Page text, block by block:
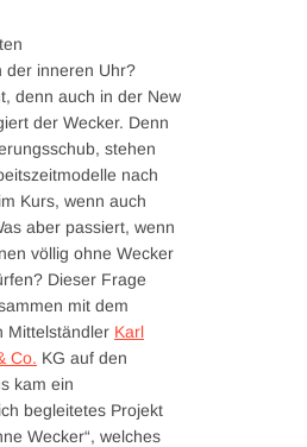
der inneren Uhr?
denn auch in der New
der Wecker. Denn
stehen
nach
Kurs, wenn auch
aber passiert, wenn
völlig ohne Wecker
Dieser Frage
mit dem
Mittelständler Karl
Co. KG auf den
kam ein
begleitetes Projekt
Wecker“, welches